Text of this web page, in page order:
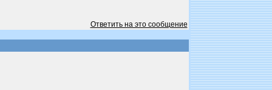
Ответить на это сообщение